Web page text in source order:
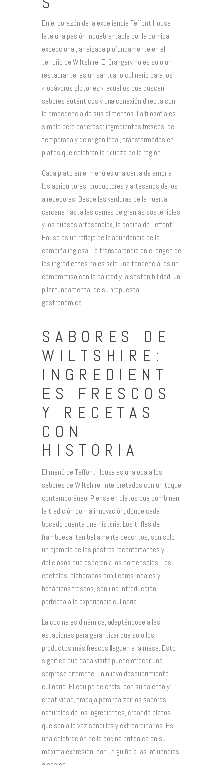
En el corazón de la experiencia Teffont House
late una pasión inquebrantable por la comida
excepcional, arraigada profundamente en el
terruño de Wiltshire. El Orangery no es solo un
restaurante, es un santuario culinario para los
«locávoros glotones», aquellos que buscan
sabores auténticos y una conexión directa con
la procedencia de sus alimentos. La filosofía es
simple pero poderosa: ingredientes frescos, de
temporada y de origen local, transformados en
platos que celebran la riqueza de la región.
Cada plato en el menú es una carta de amor a
los agricultores, productores y artesanos de los
alrededores. Desde las verduras de la huerta
cercana hasta las carnes de granjas sostenibles
y los quesos artesanales, la cocina de Teffont
House es un reflejo de la abundancia de la
campiña inglesa. La transparencia en el origen de
los ingredientes no es solo una tendencia; es un
compromiso con la calidad y la sostenibilidad, un
pilar fundamental de su propuesta
gastronómica.
SABORES DE
WILTSHIRE:
INGREDIENT
ES FRESCOS
Y RECETAS
CON
HISTORIA
El menú de Teffont House es una oda a los
sabores de Wiltshire, interpretados con un toque
contemporáneo. Piense en platos que combinan
la tradición con la innovación, donde cada
bocado cuenta una historia. Los trifles de
frambuesa, tan bellamente descritos, son solo
un ejemplo de los postres reconfortantes y
deliciosos que esperan a los comensales. Los
cócteles, elaborados con licores locales y
botánicos frescos, son una introducción
perfecta a la experiencia culinaria.
La cocina es dinámica, adaptándose a las
estaciones para garantizar que solo los
productos más frescos lleguen a la mesa. Esto
significa que cada visita puede ofrecer una
sorpresa diferente, un nuevo descubrimiento
culinario. El equipo de chefs, con su talento y
creatividad, trabaja para realzar los sabores
naturales de los ingredientes, creando platos
que son a la vez sencillos y extraordinarios. Es
una celebración de la cocina británica en su
máxima expresión, con un guiño a las influencias